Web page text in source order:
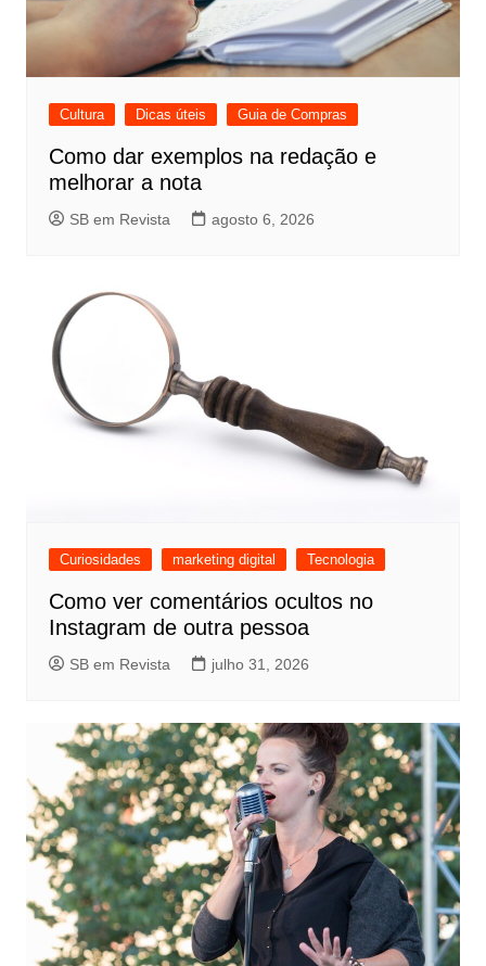
Cultura Dicas úteis Guia de Compras
Como dar exemplos na redação e
melhorar a nota
SB em Revista agosto 6, 2026
Curiosidades marketing digital Tecnologia
Como ver comentários ocultos no
Instagram de outra pessoa
SB em Revista julho 31, 2026